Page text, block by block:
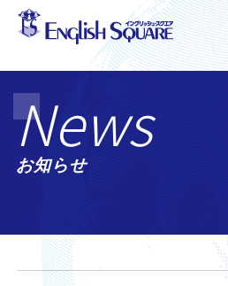
英語教室 イングリッシュ・スクエ
News
お知らせ